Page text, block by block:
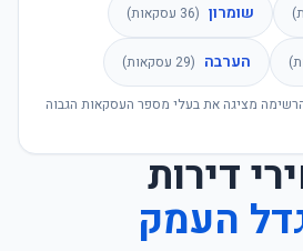
שומרון (
36 עסקאות)
הערבה (
29 עסקאות)
מציגה את בעלי מספר העסקאות הגבוה
דירות
העמק